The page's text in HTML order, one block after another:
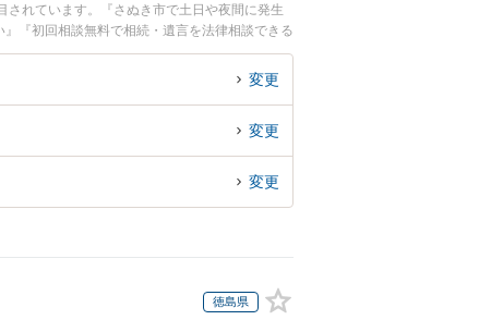
れています。『さぬき市で土日や夜間に発生
『初回相談無料で相続・遺言を法律相談できる
変更
変更
変更
徳島県